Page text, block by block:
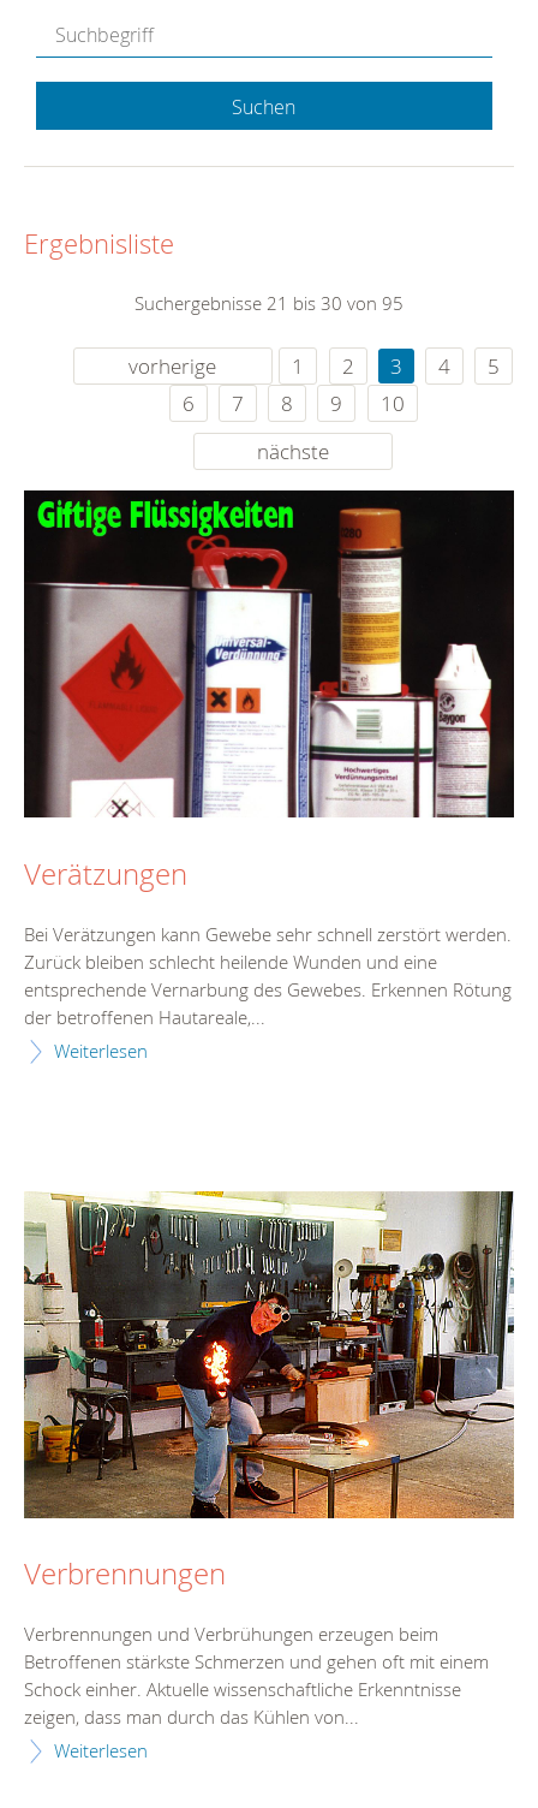
Suchen
Ergebnisliste
Suchergebnisse 21 bis 30 von 95
vorherige 1 2 3 4
5
6
7 8 9
10
nächste
Verätzungen
Bei Verätzungen kann Gewebe sehr schnell zerstört werden.
Zurück bleiben schlecht heilende Wunden und eine
entsprechende Vernarbung des Gewebes. Erkennen Rötung
der betroffenen Hautareale,...
Weiterlesen
Verbrennungen
Verbrennungen und Verbrühungen erzeugen beim
Betroffenen stärkste Schmerzen und gehen oft mit einem
Schock einher. Aktuelle wissenschaftliche Erkenntnisse
zeigen, dass man durch das Kühlen von...
Weiterlesen